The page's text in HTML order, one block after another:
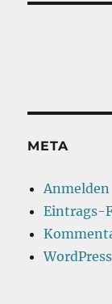
META
Anmelden
Eintrags-